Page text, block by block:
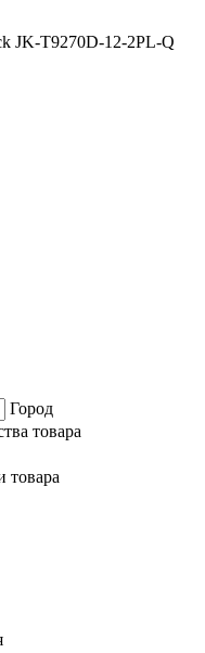
JK-T9270D-12-2PL-Q
Город
товара
товара